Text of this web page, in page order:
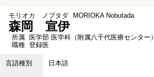
モリオカ ノブタダ MORIOKA Nobutada
森岡 宣伊
所属 医学部 医学科（附属八千代医療センター）
職種 登録医
言語種別 日本語